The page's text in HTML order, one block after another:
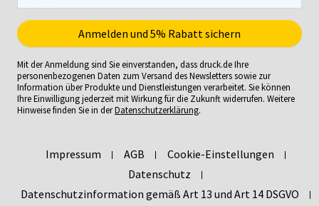
Mit der Anmeldung sind Sie einverstanden, dass druck.de Ihre
personenbezogenen Daten zum Versand des Newsletters sowie zur
Information über Produkte und Dienstleistungen verarbeitet. Sie können
Ihre Einwilligung jederzeit mit Wirkung für die Zukunft widerrufen. Weitere
Hinweise finden Sie in derDatenschutzerklärung.
Impressum AGB
Cookie-Einstellungen
Datenschutz
Datenschutzinformation gemäß Art 13 und Art 14 DSGVO